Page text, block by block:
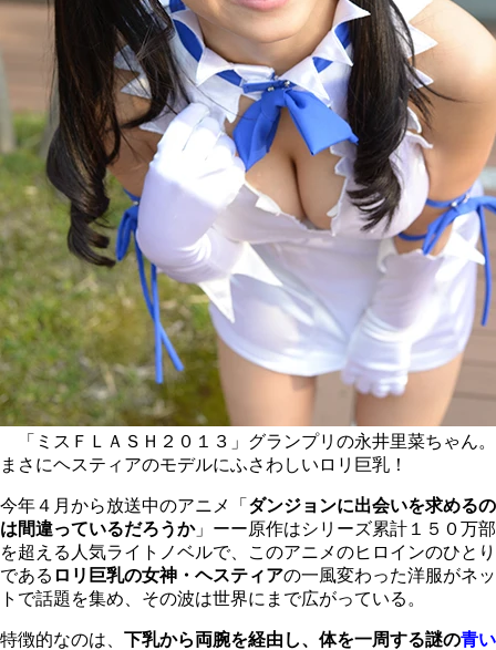
「ミスＦＬＡＳＨ２０１３」グランプリの永井里菜ちゃん。
まさにヘスティアのモデルにふさわしいロリ巨乳！
今年４月から放送中のアニメ「 ダンジョンに出会いを求めるの
は間違っているだろうか」ーー原作はシリーズ累計１５０万部
を超える人気ライトノベルで、このアニメのヒロインのひとり
である ロリ巨乳の女神・ヘスティアの一風変わった洋服がネッ
トで話題を集め、その波は世界にまで広がっている。
特徴的なのは、 下乳から両腕を経由し、体を一周する謎の青い